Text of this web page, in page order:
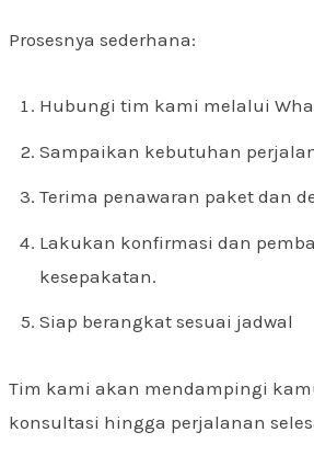
Prosesnya sederhana:
Hubungi tim kami melalui
Sampaikan kebutuhan
Terima penawaran paket dan
Lakukan konfirmasi dan
kesepakatan.
Siap berangkat sesuai jadwal
Tim kami akan mendampingi
konsultasi hingga perjalanan